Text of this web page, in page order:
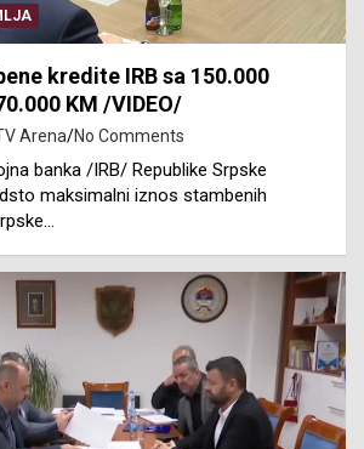
kredite IRB sa 150.000
KM /VIDEO/
Arena No Comments
banka /IRB/ Republike Srpske
maksimalni iznos stambenih